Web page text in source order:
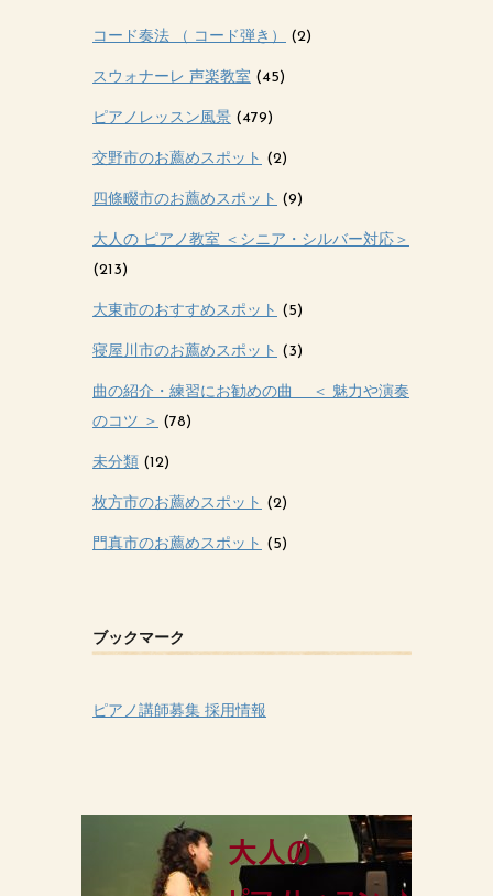
コード奏法 （ コード弾き） (2)
スウォナーレ 声楽教室 (45)
ピアノレッスン風景 (479)
交野市のお薦めスポット (2)
四條畷市のお薦めスポット (9)
大人の ピアノ教室 ＜シニア・シルバー対応＞
(213)
大東市のおすすめスポット (5)
寝屋川市のお薦めスポット (3)
曲の紹介・練習にお勧めの曲 ＜ 魅力や演奏
のコツ ＞ (78)
未分類 (12)
枚方市のお薦めスポット (2)
門真市のお薦めスポット (5)
ブックマーク
ピアノ講師募集 採用情報